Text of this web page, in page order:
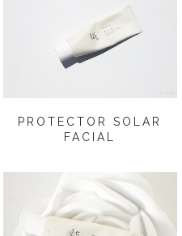
PROTECTOR SOLAR
FACIAL